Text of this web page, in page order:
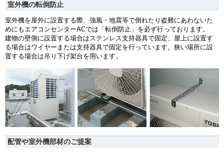
室外機の転倒防止
室外機を屋外に設置する際、強風・地震等で倒れたり盗難にあわないた
めにもエアコンセンターACでは「転倒防止」を必ず行っております。
建物の壁側に設置する場合はステンレス支持器具で固定、屋上に設置す
る場合はワイヤーまたは支持器具で固定を行っています。狭い場所に設
置する場合は吊り下げ架台を用います。
配管や室外機部材のご提案